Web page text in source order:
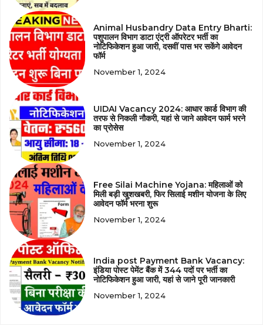
Animal Husbandry Data Entry Bharti:
पशुपालन विभाग डाटा एंट्री ऑपरेटर भर्ती का
नोटिफिकेशन हुआ जारी, दसवीं पास भर सकेंगे आवेदन
फॉर्म
November 1, 2024
UIDAI Vacancy 2024: आधार कार्ड विभाग की
तरफ से निकली नौकरी, यहां से जाने आवेदन फार्म भरने
का प्रोसेस
November 1, 2024
Free Silai Machine Yojana: महिलाओं को
मिली बड़ी खुशखबरी, फिर सिलाई मशीन योजना के लिए
आवेदन फॉर्म भरना शुरू
November 1, 2024
India post Payment Bank Vacancy:
इंडिया पोस्ट पेमेंट बैंक में 344 पदों पर भर्ती का
नोटिफिकेशन हुआ जारी, यहां से जाने पूरी जानकारी
November 1, 2024